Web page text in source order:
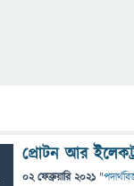
প্রোটন আর
02 ফেব্রুয়ারি 2021 "